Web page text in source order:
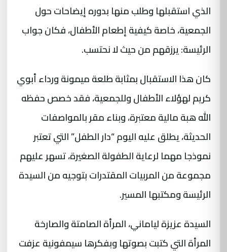
الذي استقبلها وطلب منها بدوره إيضاحات حول
الجمعية، خاصة كيفية إطعام الأطفال، فكان جواب
الرئيسة: يرزقهم من حيث لا نحتسب.
كان هذا الاستقبال بمثابة طلعة ميمونة ورداء أبوي
كريم لهؤلاء الأطفال وللجمعية، فقد خصص حفظه
الله هبة مالية معتبرة، وبناء مقر بالمواصفات
الحديثة، يطلق عليه اليوم “دار الطفل” التي تعتبر
نموذجا مهما لرعاية الطفولة الصغيرة، تسهر عليهم
مجموعة من المربيات المقتدرات بتوجيه من السيدة
الرئيسة ومكتبها المسير.
السيدة عزيزة لياماني، المرأة الصامتة والصارخة
المرأة التي كتبت بصوتها وبفكرها سيمفونية عزفت